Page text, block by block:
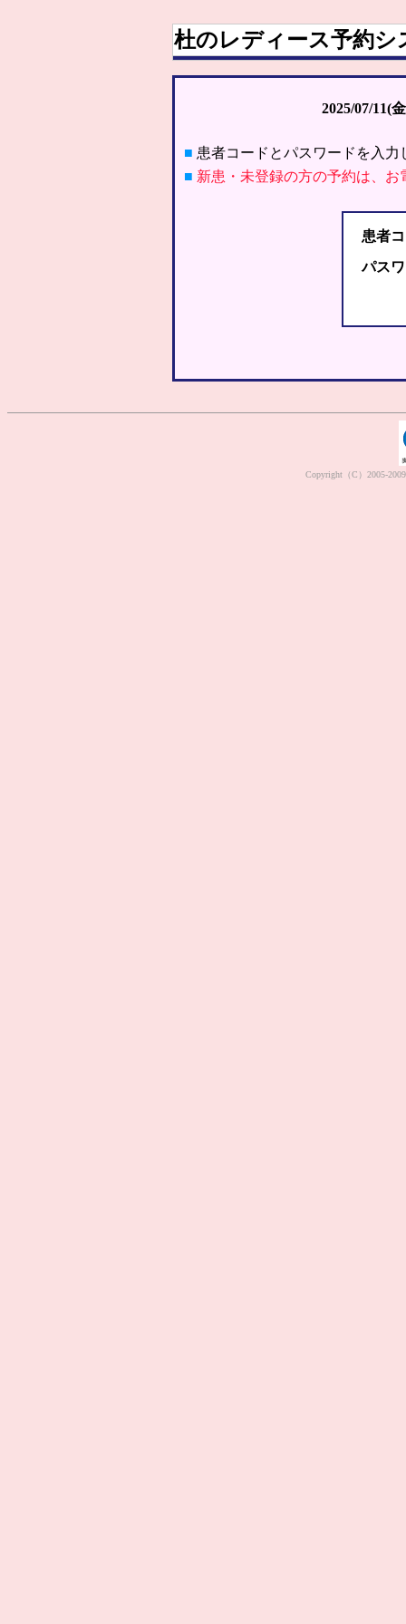
杜のレディース予約シ
2025/07/11(
■ 患者コードとパスワードを入
■ 新患・未登録の方の予約は、
患者
パス
Copyright（C）2005-